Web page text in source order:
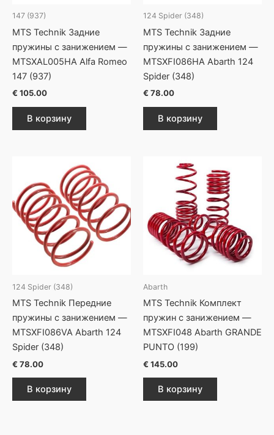
147 (937)
MTS Technik Задние
пружины с занижением —
MTSXAL005HA Alfa Romeo
147 (937)
€ 105.00
В корзину
124 Spider (348)
MTS Technik Задние
пружины с занижением —
MTSXFI086HA Abarth 124
Spider (348)
€ 78.00
В корзину
124 Spider (348)
MTS Technik Передние
пружины с занижением —
MTSXFI086VA Abarth 124
Spider (348)
€ 78.00
В корзину
Abarth
MTS Technik Комплект
пружин с занижением —
MTSXFI048 Abarth GRANDE
PUNTO (199)
€ 145.00
В корзину